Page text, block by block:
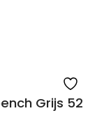
Grijs 52